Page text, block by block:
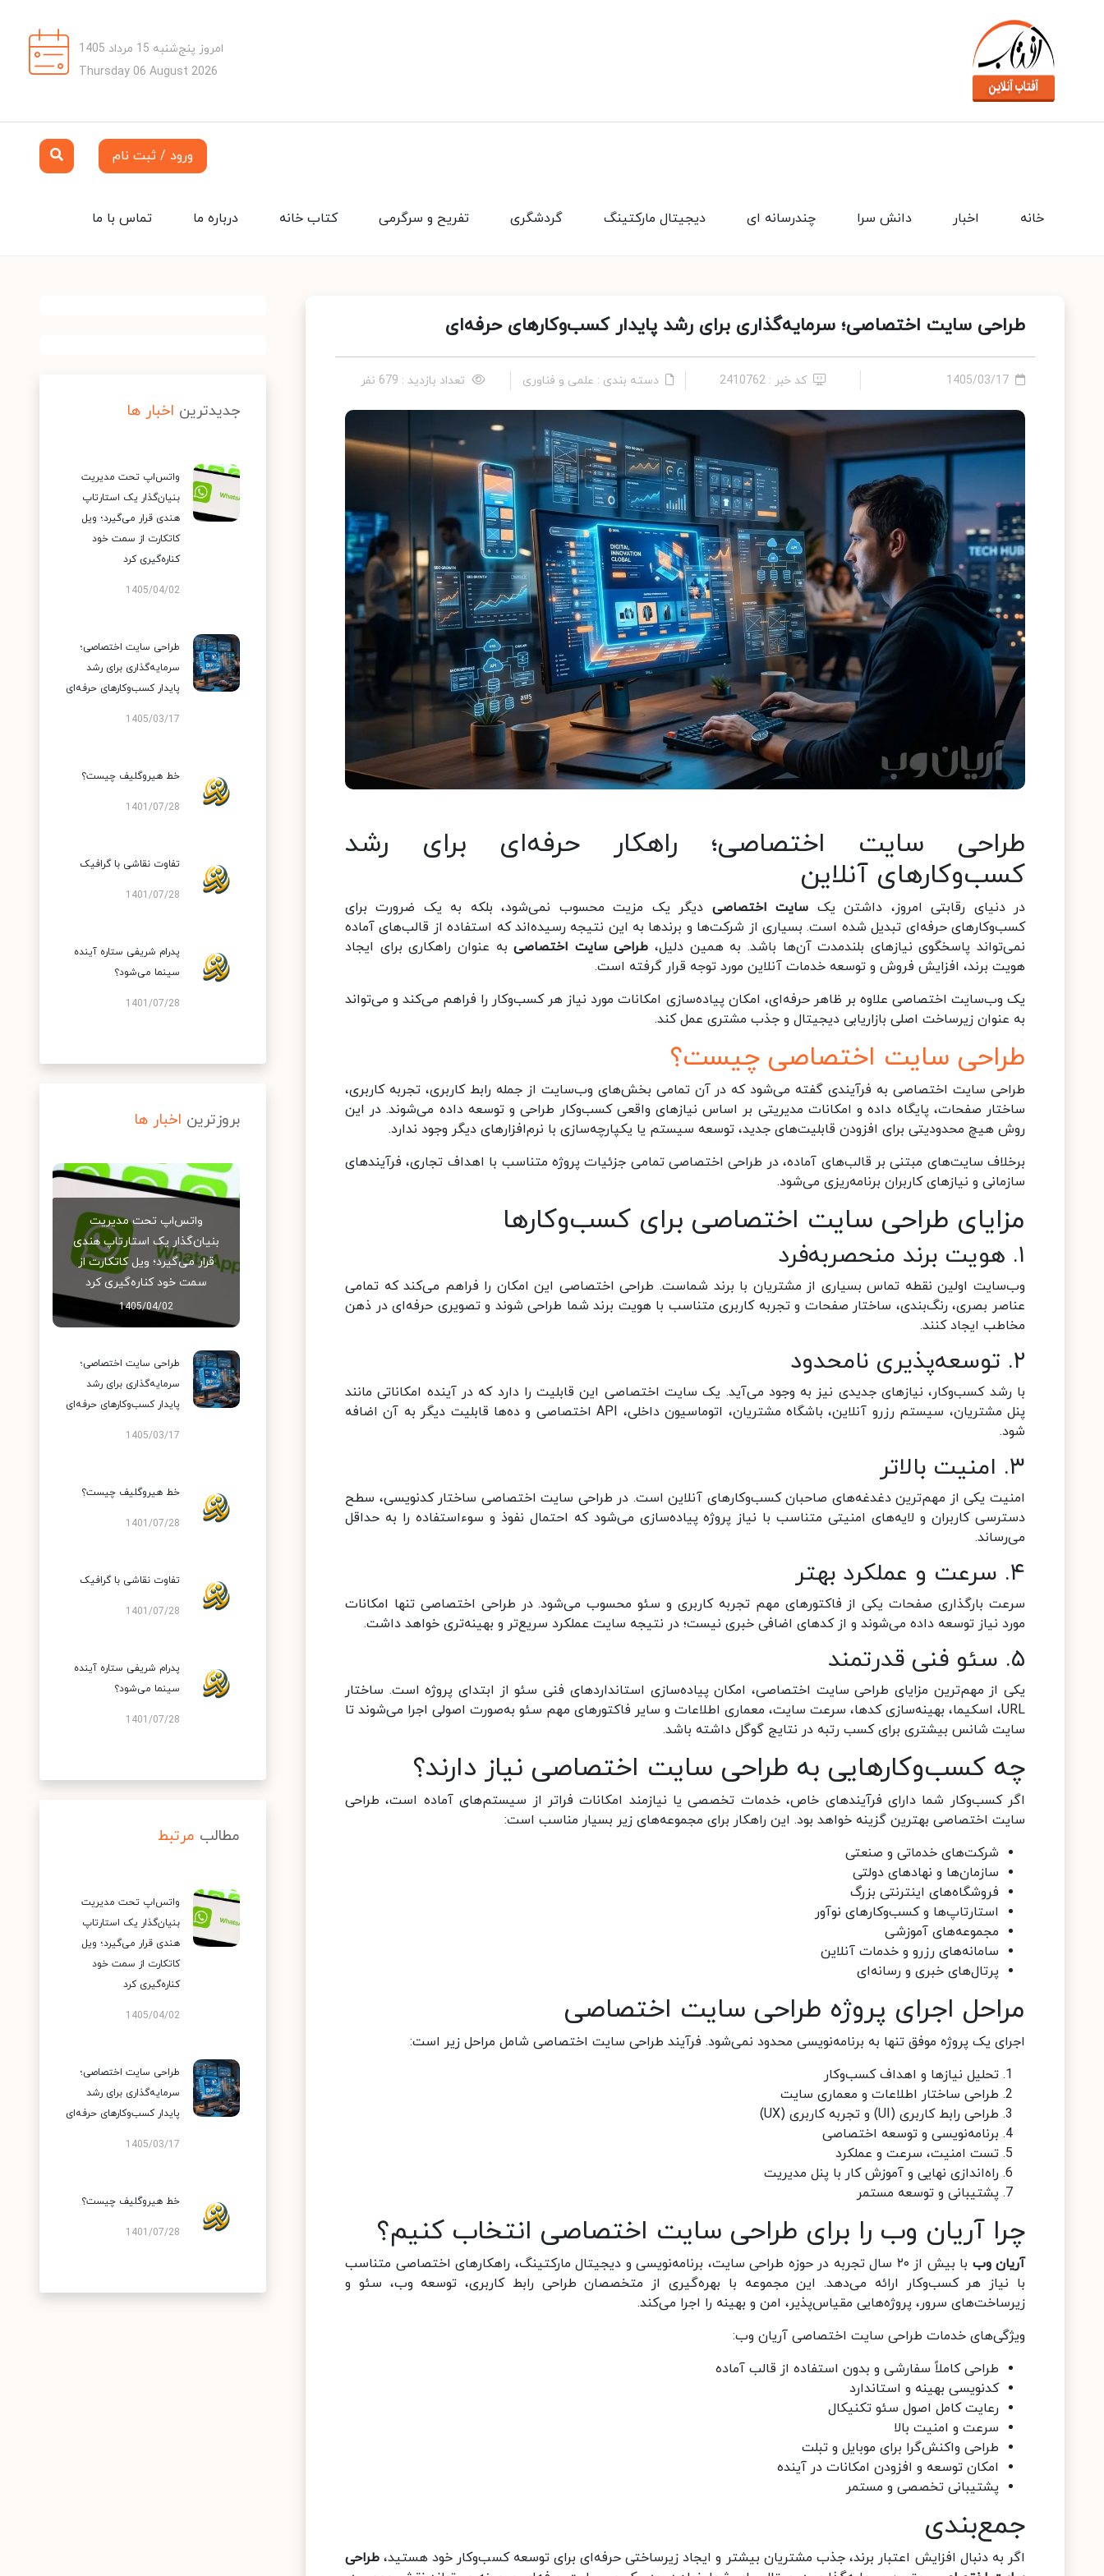
امروز پنج‌شنبه 15 مرداد 1405
Thursday 06 August 2026
ورود / ثبت نام
تماس با ما درباره ما کتاب خانه تفریح و سرگرمی گردشگری دیجیتال مارکتینگ چندرسانه ای دانش سرا اخبار خانه
طراحی سایت اختصاصی؛ سرمایه‌گذاری برای رشد پایدار کسب‌وکارهای حرفه‌ای
1405/03/17 کد خبر : 2410762 دسته بندی : علمی و فناوری تعداد بازدید : 679 نفر
طراحی سایت اختصاصی؛ راهکار حرفه‌ای برای رشد
کسب‌وکارهای آنلاین
در دنیای رقابتی امروز، داشتن یک سایت اختصاصی دیگر یک مزیت محسوب نمی‌شود، بلکه به یک ضرورت برای
کسب‌وکارهای حرفه‌ای تبدیل شده است. بسیاری از شرکت‌ها و برندها به این نتیجه رسیده‌اند که استفاده از قالب‌های آماده
نمی‌تواند پاسخگوی نیازهای بلندمدت آن‌ها باشد. به همین دلیل، طراحی سایت اختصاصیبه عنوان راهکاری برای ایجاد
هویت برند، افزایش فروش و توسعه خدمات آنلاین مورد توجه قرار گرفته است.
یک وب‌سایت اختصاصی علاوه بر ظاهر حرفه‌ای، امکان پیاده‌سازی امکانات مورد نیاز هر کسب‌وکار را فراهم می‌کند و می‌تواند
به عنوان زیرساخت اصلی بازاریابی دیجیتال و جذب مشتری عمل کند.
طراحی سایت اختصاصی چیست؟
طراحی سایت اختصاصی به فرآیندی گفته می‌شود که در آن تمامی بخش‌های وب‌سایت از جمله رابط کاربری، تجربه کاربری،
ساختار صفحات، پایگاه داده و امکانات مدیریتی بر اساس نیازهای واقعی کسب‌وکار طراحی و توسعه داده می‌شوند. در این
روش هیچ محدودیتی برای افزودن قابلیت‌های جدید، توسعه سیستم یا یکپارچه‌سازی با نرم‌افزارهای دیگر وجود ندارد.
برخلاف سایت‌های مبتنی بر قالب‌های آماده، در طراحی اختصاصی تمامی جزئیات پروژه متناسب با اهداف تجاری، فرآیندهای
سازمانی و نیازهای کاربران برنامه‌ریزی می‌شود.
مزایای طراحی سایت اختصاصی برای کسب‌وکارها
۱. هویت برند منحصربه‌فرد
وب‌سایت اولین نقطه تماس بسیاری از مشتریان با برند شماست. طراحی اختصاصی این امکان را فراهم می‌کند که تمامی
عناصر بصری، رنگ‌بندی، ساختار صفحات و تجربه کاربری متناسب با هویت برند شما طراحی شوند و تصویری حرفه‌ای در ذهن
مخاطب ایجاد کنند.
۲. توسعه‌پذیری نامحدود
با رشد کسب‌وکار، نیازهای جدیدی نیز به وجود می‌آید. یک سایت اختصاصی این قابلیت را دارد که در آینده امکاناتی مانند
پنل مشتریان، سیستم رزرو آنلاین، باشگاه مشتریان، اتوماسیون داخلی، API اختصاصی و ده‌ها قابلیت دیگر به آن اضافه
شود.
۳. امنیت بالاتر
امنیت یکی از مهم‌ترین دغدغه‌های صاحبان کسب‌وکارهای آنلاین است. در طراحی سایت اختصاصی ساختار کدنویسی، سطح
دسترسی کاربران و لایه‌های امنیتی متناسب با نیاز پروژه پیاده‌سازی می‌شود که احتمال نفوذ و سوءاستفاده را به حداقل
می‌رساند.
۴. سرعت و عملکرد بهتر
سرعت بارگذاری صفحات یکی از فاکتورهای مهم تجربه کاربری و سئو محسوب می‌شود. در طراحی اختصاصی تنها امکانات
مورد نیاز توسعه داده می‌شوند و از کدهای اضافی خبری نیست؛ در نتیجه سایت عملکرد سریع‌تر و بهینه‌تری خواهد داشت.
۵. سئو فنی قدرتمند
یکی از مهم‌ترین مزایای طراحی سایت اختصاصی، امکان پیاده‌سازی استانداردهای فنی سئو از ابتدای پروژه است. ساختار
URL، اسکیما، بهینه‌سازی کدها، سرعت سایت، معماری اطلاعات و سایر فاکتورهای مهم سئو به‌صورت اصولی اجرا می‌شوند تا
سایت شانس بیشتری برای کسب رتبه در نتایج گوگل داشته باشد.
چه کسب‌وکارهایی به طراحی سایت اختصاصی نیاز دارند؟
اگر کسب‌وکار شما دارای فرآیندهای خاص، خدمات تخصصی یا نیازمند امکانات فراتر از سیستم‌های آماده است، طراحی
سایت اختصاصی بهترین گزینه خواهد بود. این راهکار برای مجموعه‌های زیر بسیار مناسب است:
شرکت‌های خدماتی و صنعتی
سازمان‌ها و نهادهای دولتی
فروشگاه‌های اینترنتی بزرگ
استارتاپ‌ها و کسب‌وکارهای نوآور
مجموعه‌های آموزشی
سامانه‌های رزرو و خدمات آنلاین
پرتال‌های خبری و رسانه‌ای
مراحل اجرای پروژه طراحی سایت اختصاصی
اجرای یک پروژه موفق تنها به برنامه‌نویسی محدود نمی‌شود. فرآیند طراحی سایت اختصاصی شامل مراحل زیر است:
تحلیل نیازها و اهداف کسب‌وکار
طراحی ساختار اطلاعات و معماری سایت
طراحی رابط کاربری (UI) و تجربه کاربری (UX)
برنامه‌نویسی و توسعه اختصاصی
تست امنیت، سرعت و عملکرد
راه‌اندازی نهایی و آموزش کار با پنل مدیریت
پشتیبانی و توسعه مستمر
چرا آریان وب را برای طراحی سایت اختصاصی انتخاب کنیم؟
آریان وب
با بیش از ۲۰ سال تجربه در حوزه طراحی سایت، برنامه‌نویسی و دیجیتال مارکتینگ، راهکارهای اختصاصی متناسب
با نیاز هر کسب‌وکار ارائه می‌دهد. این مجموعه با بهره‌گیری از متخصصان طراحی رابط کاربری، توسعه وب، سئو و
زیرساخت‌های سرور، پروژه‌هایی مقیاس‌پذیر، امن و بهینه را اجرا می‌کند.
ویژگی‌های خدمات طراحی سایت اختصاصی آریان وب:
طراحی کاملاً سفارشی و بدون استفاده از قالب آماده
کدنویسی بهینه و استاندارد
رعایت کامل اصول سئو تکنیکال
سرعت و امنیت بالا
طراحی واکنش‌گرا برای موبایل و تبلت
امکان توسعه و افزودن امکانات در آینده
پشتیبانی تخصصی و مستمر
جمع‌بندی
اگر به دنبال افزایش اعتبار برند، جذب مشتریان بیشتر و ایجاد زیرساختی حرفه‌ای برای توسعه کسب‌وکار خود هستید، طراحی
جدیدترین اخبار ها
واتس‌اپ تحت مدیریت
بنیان‌گذار یک استارتاپ
هندی قرار می‌گیرد؛ ویل
کاتکارت از سمت خود
کناره‌گیری کرد
1405/04/02
طراحی سایت اختصاصی؛
سرمایه‌گذاری برای رشد
پایدار کسب‌وکارهای حرفه‌ای
1405/03/17
خط هیروگلیف چیست؟
1401/07/28
تفاوت نقاشی با گرافیک
1401/07/28
پدرام شریفی ستاره آینده
سینما می‌شود؟
1401/07/28
بروزترین اخبار ها
واتس‌اپ تحت مدیریت
بنیان‌گذار یک استارتاپ هندی
قرار می‌گیرد؛ ویل کاتکارت از
سمت خود کناره‌گیری کرد
1405/04/02
طراحی سایت اختصاصی؛
سرمایه‌گذاری برای رشد
پایدار کسب‌وکارهای حرفه‌ای
1405/03/17
خط هیروگلیف چیست؟
1401/07/28
تفاوت نقاشی با گرافیک
1401/07/28
پدرام شریفی ستاره آینده
سینما می‌شود؟
1401/07/28
مطالب مرتبط
واتس‌اپ تحت مدیریت
بنیان‌گذار یک استارتاپ
هندی قرار می‌گیرد؛ ویل
کاتکارت از سمت خود
کناره‌گیری کرد
1405/04/02
طراحی سایت اختصاصی؛
سرمایه‌گذاری برای رشد
پایدار کسب‌وکارهای حرفه‌ای
1405/03/17
خط هیروگلیف چیست؟
1401/07/28